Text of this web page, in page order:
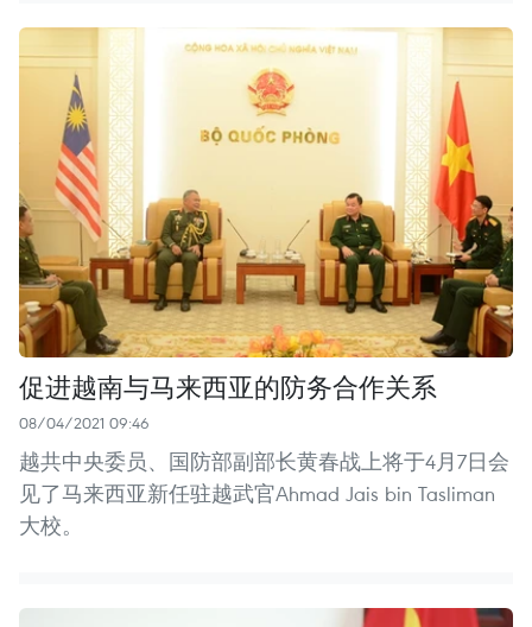
促进越南与马来西亚的防务合作关系
08/04/2021 09:46
越共中央委员、国防部副部长黄春战上将于4月7日会
见了马来西亚新任驻越武官Ahmad Jais bin Tasliman
大校。